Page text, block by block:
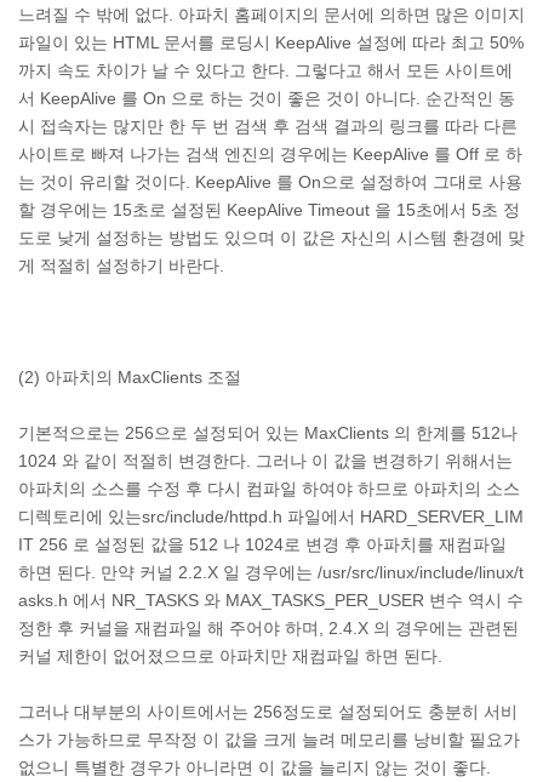
느려질 수 밖에 없다. 아파치 홈페이지의 문서에 의하면 많은 이미지
파일이 있는 HTML 문서를 로딩시 KeepAlive 설정에 따라 최고 50%
까지 속도 차이가 날 수 있다고 한다. 그렇다고 해서 모든 사이트에
서 KeepAlive 를 On 으로 하는 것이 좋은 것이 아니다. 순간적인 동
시 접속자는 많지만 한 두 번 검색 후 검색 결과의 링크를 따라 다른
사이트로 빠져 나가는 검색 엔진의 경우에는 KeepAlive 를 Off 로 하
는 것이 유리할 것이다. KeepAlive 를 On으로 설정하여 그대로 사용
할 경우에는 15초로 설정된 KeepAlive Timeout 을 15초에서 5초 정
도로 낮게 설정하는 방법도 있으며 이 값은 자신의 시스템 환경에 맞
게 적절히 설정하기 바란다.
(2) 아파치의 MaxClients 조절
기본적으로는 256으로 설정되어 있는 MaxClients 의 한계를 512나
1024 와 같이 적절히 변경한다. 그러나 이 값을 변경하기 위해서는
아파치의 소스를 수정 후 다시 컴파일 하여야 하므로 아파치의 소스
디렉토리에 있는src/include/httpd.h 파일에서 HARD_SERVER_LIM
IT 256 로 설정된 값을 512 나 1024로 변경 후 아파치를 재컴파일
하면 된다. 만약 커널 2.2.X 일 경우에는 /usr/src/linux/include/linux/t
asks.h 에서 NR_TASKS 와 MAX_TASKS_PER_USER 변수 역시 수
정한 후 커널을 재컴파일 해 주어야 하며, 2.4.X 의 경우에는 관련된
커널 제한이 없어졌으므로 아파치만 재컴파일 하면 된다.
그러나 대부분의 사이트에서는 256정도로 설정되어도 충분히 서비
스가 가능하므로 무작정 이 값을 크게 늘려 메모리를 낭비할 필요가
없으니 특별한 경우가 아니라면 이 값을 늘리지 않는 것이 좋다.